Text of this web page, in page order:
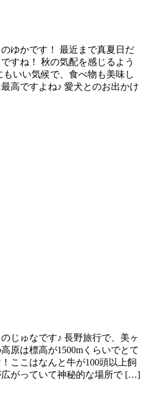
ゆかです！ 最近まで真夏日だ
すね！ 秋の気配を感じるよう
いい気候で、食べ物も美味し
高ですよね♪ 愛犬とのお出かけ
じゅなです♪ 長野旅行で、美ヶ
原は標高が1500mくらいでとて
ここはなんと牛が100頭以上飼
がっていて神秘的な場所で […]